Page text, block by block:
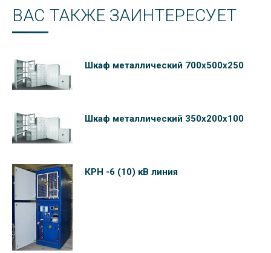
ВАС ТАКЖЕ ЗАИНТЕРЕСУЕТ
Шкаф металлический 700х500х250
Шкаф металлический 350х200х100
КРН -6 (10) кВ линия